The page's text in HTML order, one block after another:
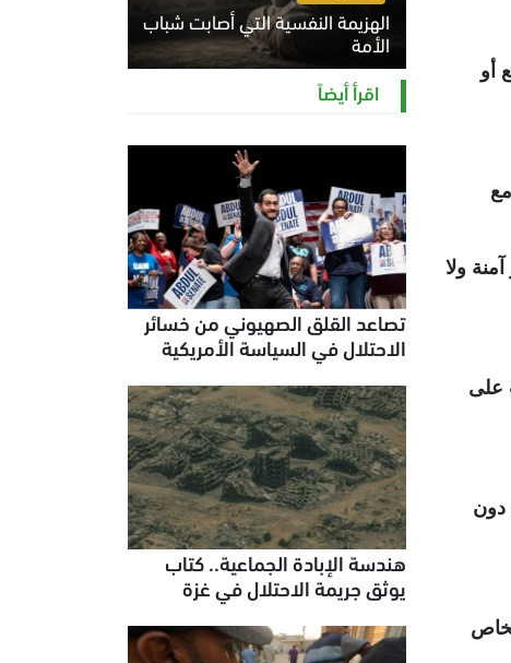
أو
ولا
على
دون
الهزيمة النفسية التي أصابت شباب
الأمة
الخميس 6 أغسطس 2026 11:12 ص
اقرأ أيضاً
تصاعد القلق الصهيوني من خسائر
الاحتلال في السياسة الأمريكية
هندسة الإبادة الجماعية.. كتاب
يوثق جريمة الاحتلال في غزة